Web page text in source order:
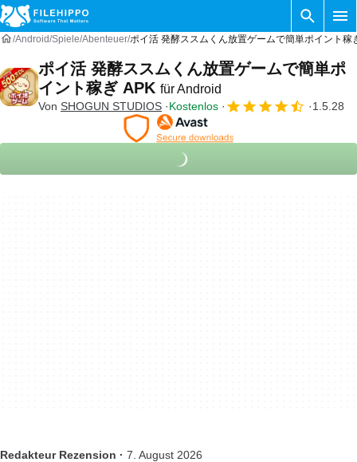
Android Spiele Abenteuer ポイ活 発酵ススムくん放置ゲームで簡単ポイント稼
ポイ活 発酵ススムくん放置ゲームで簡単ポ
イント稼ぎ APK für Android
Von SHOGUN STUDIOS Kostenlos 1.5.28
Redakteur Rezension · 7. August 2026